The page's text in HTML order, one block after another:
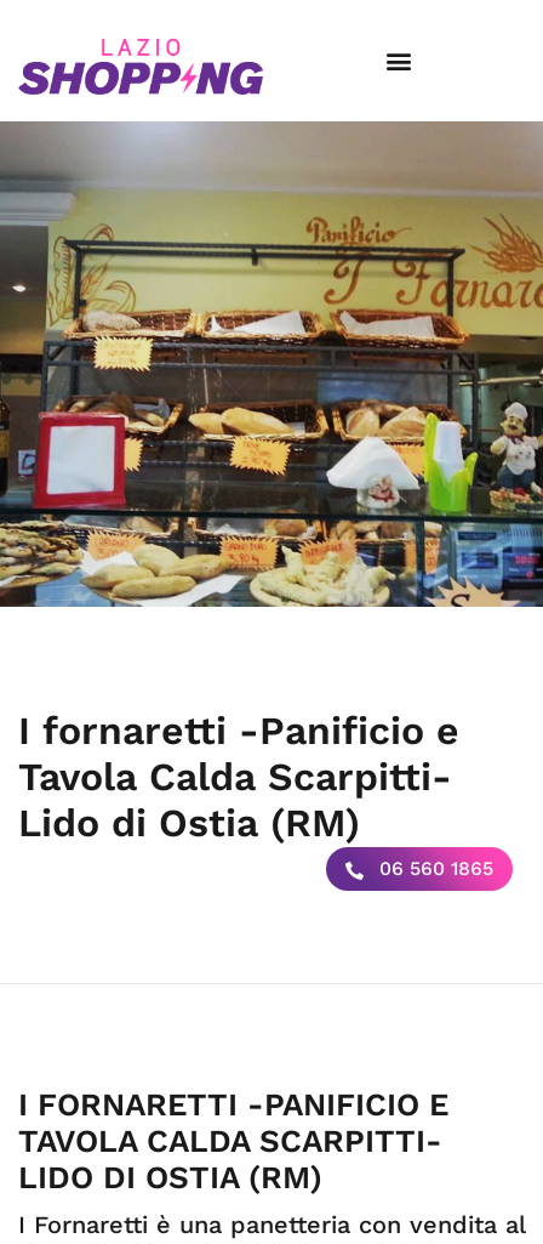
I fornaretti -Panificio e
Tavola Calda Scarpitti-
Lido di Ostia (RM)
06 560 1865
I FORNARETTI -PANIFICIO E
TAVOLA CALDA SCARPITTI-
LIDO DI OSTIA (RM)
I Fornaretti è una panetteria con vendita al